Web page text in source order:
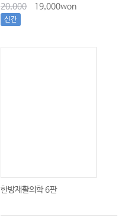
20,000
19,000won
신간
한방재활의학 6판